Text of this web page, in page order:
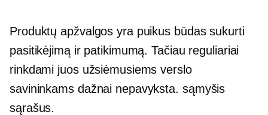
Produktų apžvalgos yra puikus būdas sukurti
pasitikėjimą ir patikimumą. Tačiau reguliariai
rinkdami juos užsiėmusiems verslo
savininkams dažnai nepavyksta. sąmyšis
sąrašus.